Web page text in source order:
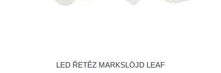
LED ŘETĚZ MARKSLÖJD LEAF